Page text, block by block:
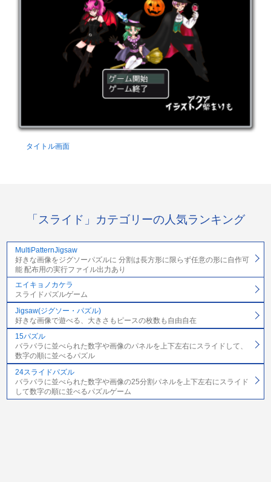
タイトル画面
「スライド」カテゴリーの人気ランキング
MultiPatternJigsaw
好きな画像をジグソーパズルに 分割は長方形に限らず任意の形に自作可
能 配布用の実行ファイル出力あり
エイキョノカケラ
スライドパズルゲーム
Jigsaw(ジグソー・パズル)
好きな画像で遊べる、大きさもピースの枚数も自由自在
15パズル
バラバラに並べられた数字や画像のパネルを上下左右にスライドして、
数字の順に並べるパズル
24スライドパズル
バラバラに並べられた数字や画像の25分割パネルを上下左右にスライド
して数字の順に並べるパズルゲーム